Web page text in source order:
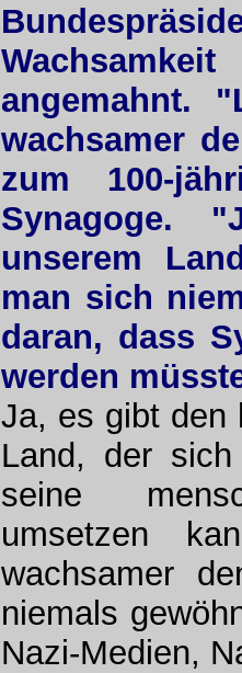
angemahnt.
wachsamer
zum 100-
Synagoge.
unserem
man sich
daran, dass
werden
Ja, es gibt den
Land, der
seine
umsetzen
wachsamer
niemals
Nazi-Medien,